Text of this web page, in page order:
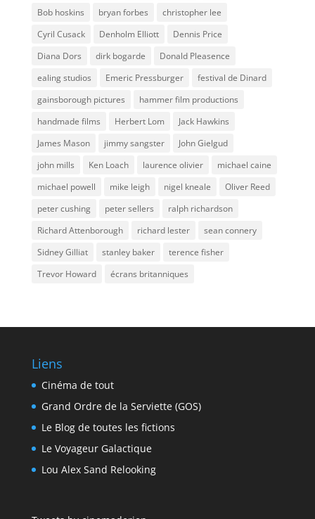
Bob hoskins
bryan forbes
christopher lee
Cyril Cusack
Denholm Elliott
Dennis Price
Diana Dors
dirk bogarde
Donald Pleasence
ealing studios
Emeric Pressburger
festival de Dinard
gainsborough pictures
hammer film productions
handmade films
Herbert Lom
Jack Hawkins
James Mason
jimmy sangster
John Gielgud
john mills
Ken Loach laurence olivier
michael caine
michael powell
mike leigh nigel kneale
Oliver Reed
peter cushing
peter sellers
ralph richardson
Richard Attenborough
richard lester
sean connery
Sidney Gilliat
stanley baker
terence fisher
Trevor Howard
écrans britanniques
Liens
Cinéma de tout
Grand Ordre de la Serviette (GOS)
Le Blog de toutes les fictions
Le Voyageur Galactique
Lou Alex Sand Relooking